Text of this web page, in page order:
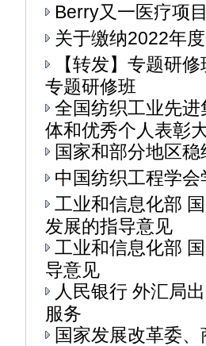
Berry又一医疗项
关于缴纳2022年
【转发】专题研
专题研修班
全国纺织工业先
体和优秀个人表彰
国家和部分地区
中国纺织工程学
工业和信息化部
发展的指导意见
工业和信息化部
导意见
人民银行 外汇局
服务
国家发展改革委